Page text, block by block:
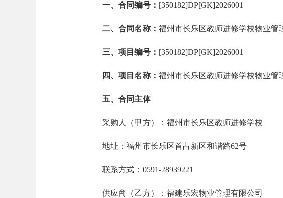
一、合同编号： [350182]DP[GK]2026001
二、合同名称： 福州市长乐区教师进修学校物业管
三、项目编号： [350182]DP[GK]2026001
四、项目名称： 福州市长乐区教师进修学校物业管
五、合同主体
采购人（甲方）：福州市长乐区教师进修学校
地址：福州市长乐区首占新区和谐路62号
联系方式：0591-28939221
供应商（乙方）：福建乐宏物业管理有限公司